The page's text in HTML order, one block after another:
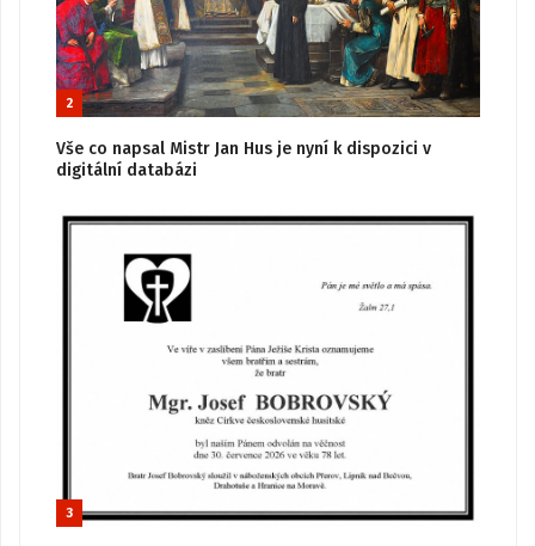
2
Vše co napsal Mistr Jan Hus je nyní k dispozici v
digitální databázi
3